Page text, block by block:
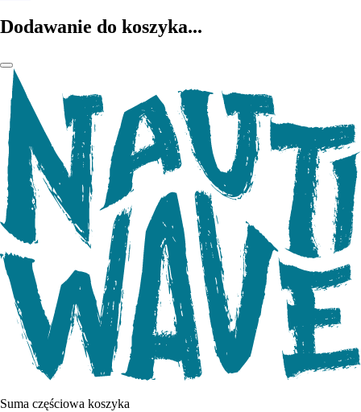
Dodawanie do koszyka...
Suma częściowa koszyka